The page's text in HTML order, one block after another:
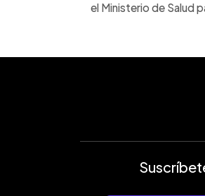
el Ministerio de Salud